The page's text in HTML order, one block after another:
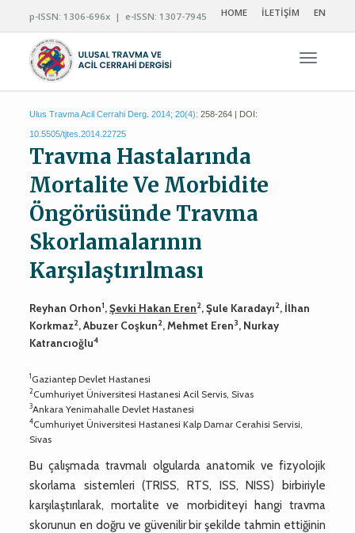
p-ISSN: 1306-696x | e-ISSN: 1307-7945 HOME İLETİŞİM EN
Ulus Travma Acil Cerrahi Derg. 2014; 20(4): 258-264 | DOI:
10.5505/tjtes.2014.22725
Travma Hastalarında
Mortalite Ve Morbidite
Öngörüsünde Travma
Skorlamalarının
Karşılaştırılması
Reyhan Orhon1,Şevki Hakan Eren2, Şule Karadayı2, İlhan
Korkmaz2, Abuzer Coşkun2, Mehmet Eren3, Nurkay
Katrancıoğlu4
1Gaziantep Devlet Hastanesi
2Cumhuriyet Üniversitesi Hastanesi Acil Servis, Sivas
3Ankara Yenimahalle Devlet Hastanesi
4Cumhuriyet Üniversitesi Hastanesi Kalp Damar Cerahisi Servisi,
Sivas
Bu çalışmada travmalı olgularda anatomik ve fizyolojik
skorlama sistemleri (TRISS, RTS, ISS, NISS) birbiriyle
karşılaştırılarak, mortalite ve morbiditeyi hangi travma
skorunun en doğru ve güvenilir bir şekilde tahmin ettiğinin